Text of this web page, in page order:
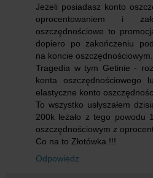
Jeżeli posiadasz konto
oprocentowaniem i
oszczędnościowe to
dopiero po zakończeniu
na koncie oszczędnościowym.
Tragedia w tym Getinie -
konta oszczędnościowego
elastyczne konto
To wszystko usłyszałem
200k leżało z tego powodu
oszczędnościowym z
Co na to Złotówka !!!
Odpowiedz